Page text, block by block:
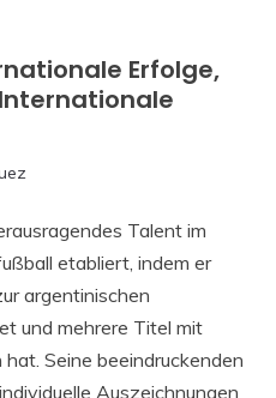
Erfolge,
Talent im
etabliert, indem er
argentinischen
und mehrere Titel mit
Seine beeindruckenden
Auszeichnungen